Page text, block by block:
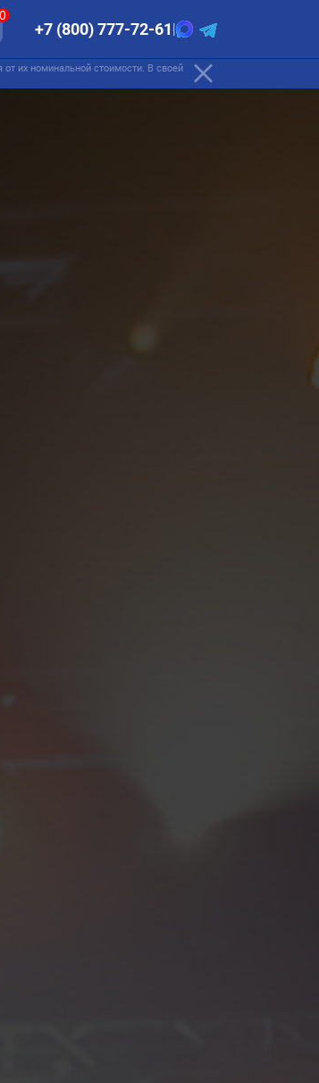
+7 (800) 777-72-61 |
их номинальной стоимости. В своей